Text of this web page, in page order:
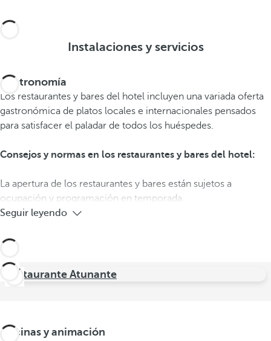
Instalaciones y servicios
Gastronomía
Los restaurantes y bares del hotel incluyen una variada oferta
gastronómica de platos locales e internacionales pensados
para satisfacer el paladar de todos los huéspedes.
Consejos y normas en los restaurantes y bares del hotel:
La apertura de los restaurantes y bares están sujetos a
ocupación y programación en temporada.
Seguir leyendo
Restaurante Atunante
Piscinas y animación